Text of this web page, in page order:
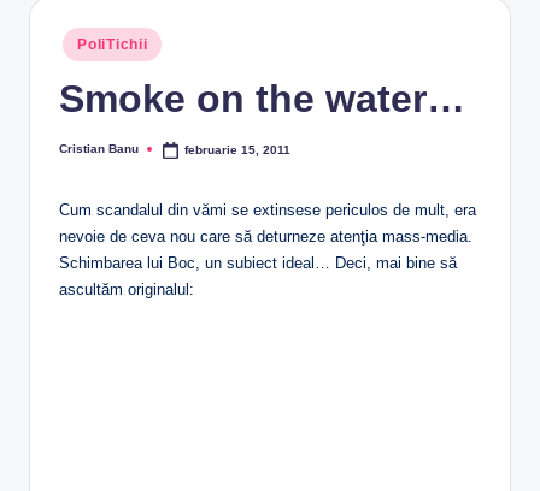
Posted
in
PoliTichii
Smoke on the water…
Posted
Cristian Banu februarie 15, 2011
Cum scandalul din vămi se extinsese periculos de mult, era
nevoie de ceva nou care să deturneze atenţia mass-media.
Schimbarea lui Boc, un subiect ideal… Deci, mai bine să
ascultăm originalul: